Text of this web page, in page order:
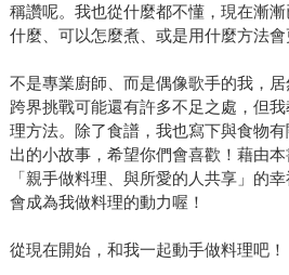
稱讚呢。我也從什麼都不懂，現在漸
什麼、可以怎麼煮、或是用什麼方法會
不是專業廚師、而是偶像歌手的我，
跨界挑戰可能還有許多不足之處，但
理方法。除了食譜，我也寫下與食物
出的小故事，希望你們會喜歡！藉由
「親手做料理、與所愛的人共享」的
會成為我做料理的動力喔！
從現在開始，和我一起動手做料理吧！